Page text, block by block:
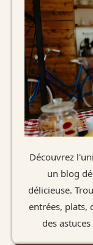
Découvrez
un blog
délicieuse.
entrées, plats,
des